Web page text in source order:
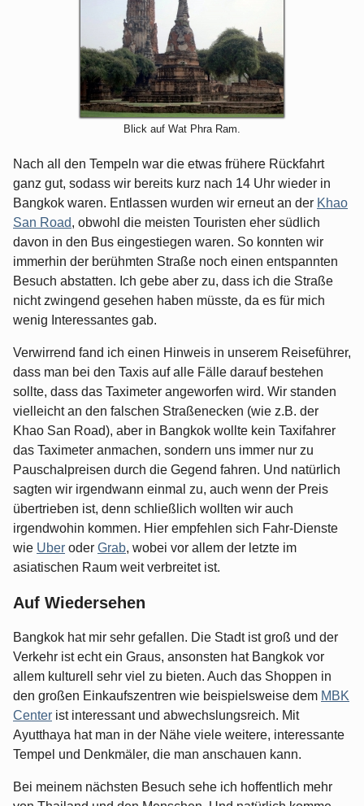
Blick auf Wat Phra Ram.
Nach all den Tempeln war die etwas frühere Rückfahrt
ganz gut, sodass wir bereits kurz nach 14 Uhr wieder in
Bangkok waren. Entlassen wurden wir erneut an der Khao
San Road, obwohl die meisten Touristen eher südlich
davon in den Bus eingestiegen waren. So konnten wir
immerhin der berühmten Straße noch einen entspannten
Besuch abstatten. Ich gebe aber zu, dass ich die Straße
nicht zwingend gesehen haben müsste, da es für mich
wenig Interessantes gab.
Verwirrend fand ich einen Hinweis in unserem Reiseführer,
dass man bei den Taxis auf alle Fälle darauf bestehen
sollte, dass das Taximeter angeworfen wird. Wir standen
vielleicht an den falschen Straßenecken (wie z.B. der
Khao San Road), aber in Bangkok wollte kein Taxifahrer
das Taximeter anmachen, sondern uns immer nur zu
Pauschalpreisen durch die Gegend fahren. Und natürlich
sagten wir irgendwann einmal zu, auch wenn der Preis
übertrieben ist, denn schließlich wollten wir auch
irgendwohin kommen. Hier empfehlen sich Fahr-Dienste
wie Uber oder Grab, wobei vor allem der letzte im
asiatischen Raum weit verbreitet ist.
Auf Wiedersehen
Bangkok hat mir sehr gefallen. Die Stadt ist groß und der
Verkehr ist echt ein Graus, ansonsten hat Bangkok vor
allem kulturell sehr viel zu bieten. Auch das Shoppen in
den großen Einkaufszentren wie beispielsweise dem MBK
Center ist interessant und abwechslungsreich. Mit
Ayutthaya hat man in der Nähe viele weitere, interessante
Tempel und Denkmäler, die man anschauen kann.
Bei meinem nächsten Besuch sehe ich hoffentlich mehr